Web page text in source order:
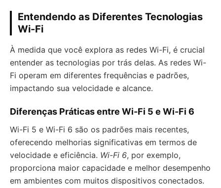
Entendendo as Diferentes Tecnologias
Wi-Fi
À medida que você explora as redes Wi-Fi, é crucial
entender as tecnologias por trás delas. As redes Wi-
Fi operam em diferentes frequências e padrões,
impactando sua velocidade e alcance.
Diferenças Práticas entre Wi-Fi 5 e Wi-Fi 6
Wi-Fi 5 e Wi-Fi 6 são os padrões mais recentes,
oferecendo melhorias significativas em termos de
velocidade e eficiência. Wi-Fi 6, por exemplo,
proporciona maior capacidade e melhor desempenho
em ambientes com muitos dispositivos conectados.